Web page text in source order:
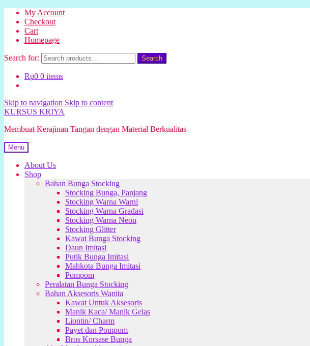
My Account
Checkout
Cart
Homepage
Search for: Search
Rp0 0 items
Skip to navigation Skip to content
KURSUS KRIYA
Membuat Kerajinan Tangan dengan Material Berkualitas
Menu
About Us
Shop
Bahan Bunga Stocking
Stocking Bunga, Panjang
Stocking Warna Warni
Stocking Warna Gradasi
Stocking Warna Neon
Stocking Glitter
Kawat Bunga Stocking
Daun Imitasi
Putik Bunga Imitasi
Mahkota Bunga Imitasi
Pompom
Peralatan Bunga Stocking
Bahan Aksesoris Wanita
Kawat Untuk Aksesoris
Manik Kaca/ Manik Gelas
Liontin/ Charm
Payet dan Pompom
Bros Korsase Bunga